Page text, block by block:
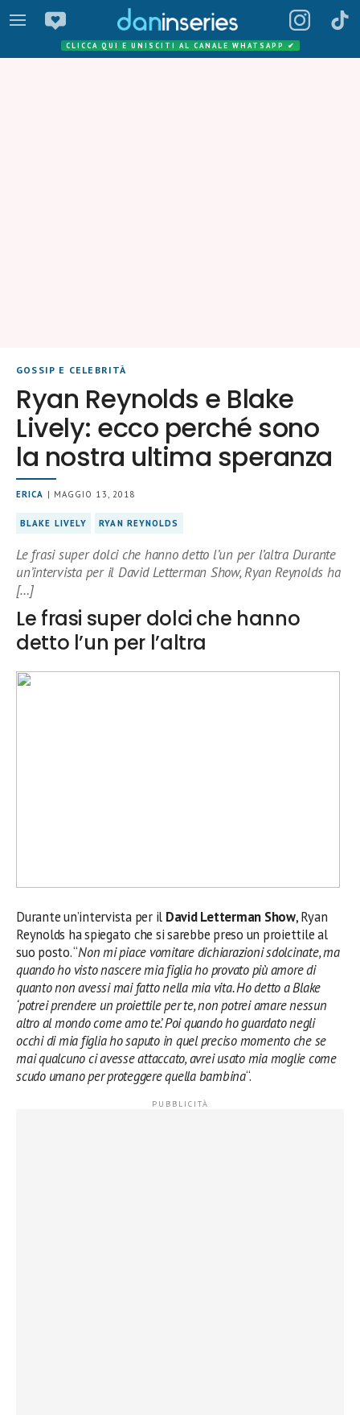
CLICCA QUI E UNISCITI AL CANALE WHATSAPP ✔
GOSSIP E CELEBRITÀ
Ryan Reynolds e Blake
Lively: ecco perché sono
la nostra ultima speranza
ERICA | MAGGIO 13, 2018
BLAKE LIVELY RYAN REYNOLDS
Le frasi super dolci che hanno detto l’un per l’altra Durante
un’intervista per il David Letterman Show, Ryan Reynolds ha
[…]
Le frasi super dolci che hanno
detto l’un per l’altra
Durante un’intervista per il David Letterman Show, Ryan
Reynolds ha spiegato che si sarebbe preso un proiettile al
suo posto. “Non mi piace vomitare dichiarazioni sdolcinate, ma
quando ho visto nascere mia figlia ho provato più amore di
quanto non avessi mai fatto nella mia vita. Ho detto a Blake
‘potrei prendere un proiettile per te, non potrei amare nessun
altro al mondo come amo te’. Poi quando ho guardato negli
occhi di mia figlia ho saputo in quel preciso momento che se
mai qualcuno ci avesse attaccato, avrei usato mia moglie come
scudo umano per proteggere quella bambina“.